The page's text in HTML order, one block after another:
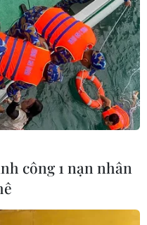
công 1 nạn nhân